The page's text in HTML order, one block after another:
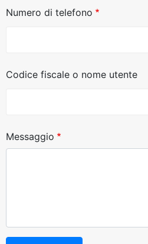
Numero di telefono
Codice fiscale o nome utente
Messaggio